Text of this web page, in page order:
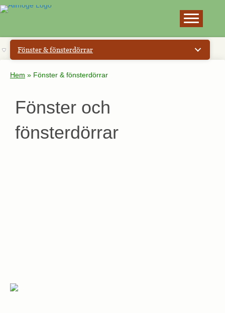
Fönster & fönsterdörrar
Hem » Fönster & fönsterdörrar
Fönster och
fönsterdörrar